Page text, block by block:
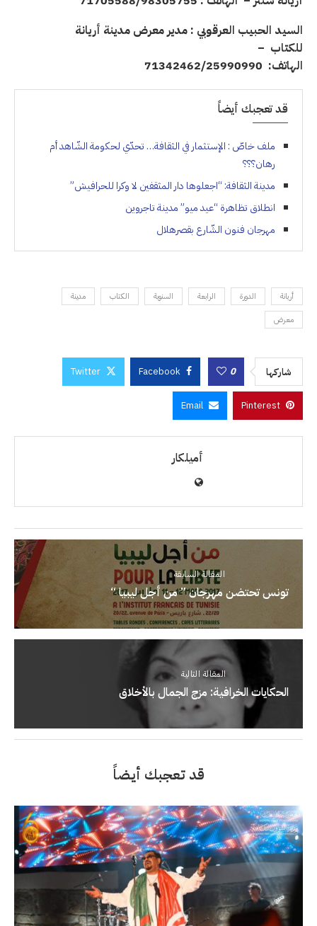
السيد الحبيب العرقوبي : مدير معرض مدينة أريانة
للكتاب –
الهاتف: 71342462/25990990
قد تعجبك أيضاً
ملف خاصّ : الإستثمار في الثقافة… تحدّي لحكومة الشّاهد أم
رهان؟؟؟
مدينة الثقافة: “اجعلوها دار المثقفين لا وكرا للحرافيش”
انطلاق تظاهرة “عيد ميو” مدينة تاجروين
مهرجان فنون الشّارع بقصرهلال
أريانة الدورة الرابعة السنوية الكتاب
مدينة
معرض
شاركها 0
Facebook
Twitter
Pinterest
Email
أميلكار
المقالة السابقة
تونس تحتضن مهرجان ” من أجل ليبيا “
المقالة التالية
الحكايات الخرافية: مزج الجمال بالأخلاق
قد تعجبك أيضاً